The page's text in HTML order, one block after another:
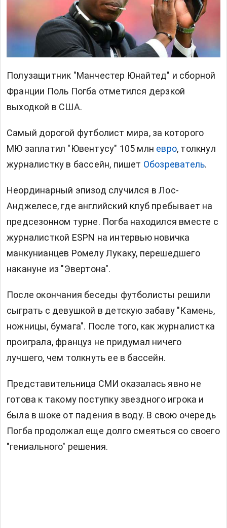
Полузащитник "Манчестер Юнайтед" и сборной
Франции Поль Погба отметился дерзкой
выходкой в США.
Самый дорогой футболист мира, за которого
МЮ заплатил "Ювентусу" 105 млн евро, толкнул
журналистку в бассейн, пишет Обозреватель.
Неординарный эпизод случился в Лос-
Анджелесе, где английский клуб пребывает на
предсезонном турне. Погба находился вместе с
журналисткой ESPN на интервью новичка
манкунианцев Ромелу Лукаку, перешедшего
накануне из "Эвертона".
После окончания беседы футболисты решили
сыграть с девушкой в детскую забаву "Камень,
ножницы, бумага". После того, как журналистка
проиграла, француз не придумал ничего
лучшего, чем толкнуть ее в бассейн.
Представительница СМИ оказалась явно не
готова к такому поступку звездного игрока и
была в шоке от падения в воду. В свою очередь
Погба продолжал еще долго смеяться со своего
"гениального" решения.